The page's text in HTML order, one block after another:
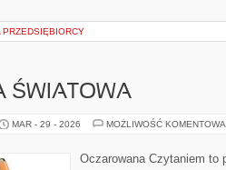
PRZEDSIĘBIORCY
ŚWIATOWA
MAR - 29 - 2026 MOŻLIWOŚĆ
Oczarowana Czytaniem to